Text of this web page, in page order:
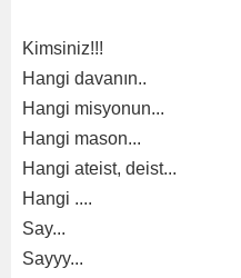
Kimsiniz!!!
Hangi davanın..
Hangi misyonun...
Hangi mason...
Hangi ateist, deist...
Hangi ....
Say...
Sayyy...